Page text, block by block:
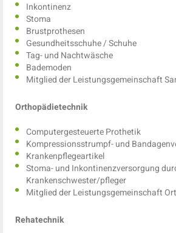
Inkontinenz
Stoma
Brustprothesen
Gesundheitsschuhe / Schuhe
Tag- und Nachtwäsche
Bademoden
Mitglied der Leistungsgemeinschaft
Orthopädietechnik
Computergesteuerte Prothetik
Kompressionsstrumpf- und
Krankenpflegeartikel
Stoma- und Inkontinenzversorgung
Krankenschwester/pfleger
Mitglied der Leistungsgemeinschaft
Rehatechnik